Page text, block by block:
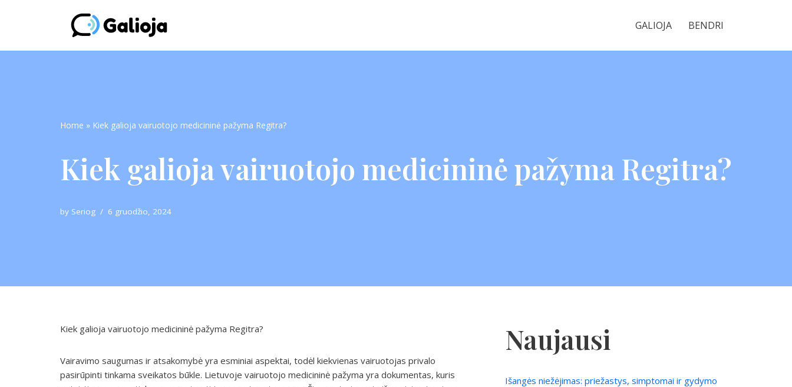
GALIOJA BENDRI
Home » Kiek galioja vairuotojo medicininė pažyma Regitra?
Kiek galioja vairuotojo medicininė pažyma Regitra?
by Seriog 6 gruodžio, 2024
Kiek galioja vairuotojo medicininė pažyma Regitra?
Vairavimo saugumas ir atsakomybė yra esminiai aspektai, todėl kiekvienas vairuotojas privalo
pasirūpinti tinkama sveikatos būkle. Lietuvoje vairuotojo medicininė pažyma yra dokumentas, kuris
Naujausi
Išangės niežėjimas: priežastys, simptomai ir gydymo